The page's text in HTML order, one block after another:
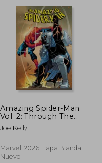
45%
dcto.
Amazing Spider-Man
Vol. 2: Through The
Gates Of Hell (en
Inglés)
Joe Kelly
Marvel, 2026, Tapa Blanda,
Nuevo